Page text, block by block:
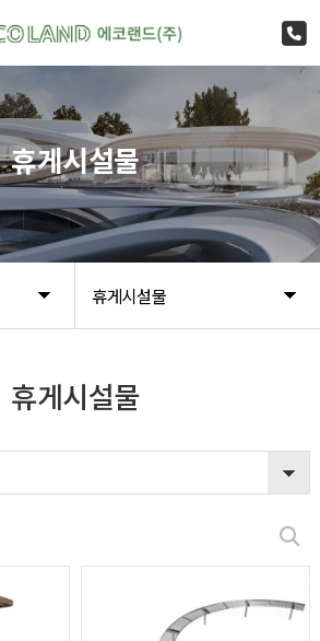
휴게시설물
휴게시설물
휴게시설물